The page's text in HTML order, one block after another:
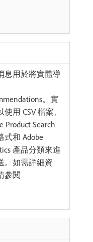
息用於將實體導
。實
用 CSV 檔案、
Product Search
式和 Adobe
產品分類來進
。如需詳細資
參閱